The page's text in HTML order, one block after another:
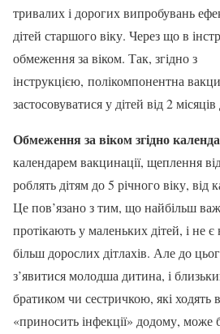
тривалих і дорогих випробувань
дітей старшого віку. Через що в
обмеження за віком. Так, згідно з
інструкцією, полікомпонентна
застосовуватися у дітей від 2
Обмеження за віком згідно
календарем вакцинації, щеплення
роблять дітям до 5 річного віку,
Це пов’язано з тим, що найбільш
протікають у маленьких дітей, і не
більш дорослих дітлахів. Але до
з’явитися молодша дитина, і
братиком чи сестричкою, які ходять
«приносить інфекції» додому, може